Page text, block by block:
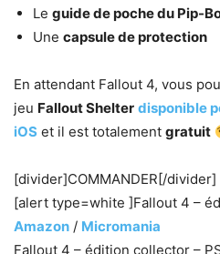
Le guide de poche du Pip-
Une capsule de protection
En attendant Fallout 4, vous
jeu Fallout Shelter disponible
iOS et il est totalement gratuit
[divider]COMMANDER[/divider]
[alert type=white ]Fallout 4 –
Amazon / Micromania
Fallout 4 – édition collector –